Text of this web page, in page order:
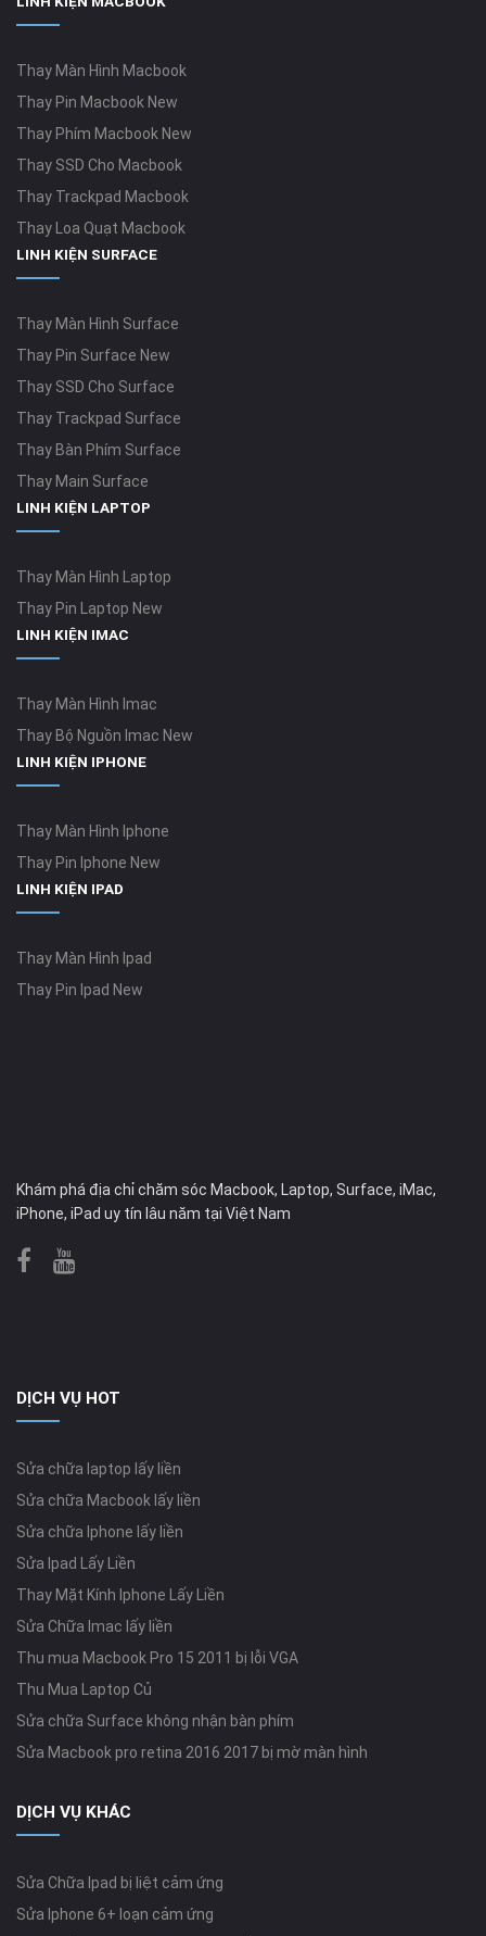
Thay Màn Hình Macbook
Thay Pin Macbook New
Thay Phím Macbook New
Thay SSD Cho Macbook
Thay Trackpad Macbook
Thay Loa Quạt Macbook
LINH KIỆN SURFACE
Thay Màn Hình Surface
Thay Pin Surface New
Thay SSD Cho Surface
Thay Trackpad Surface
Thay Bàn Phím Surface
Thay Main Surface
LINH KIỆN LAPTOP
Thay Màn Hình Laptop
Thay Pin Laptop New
LINH KIỆN IMAC
Thay Màn Hình Imac
Thay Bộ Nguồn Imac New
LINH KIỆN IPHONE
Thay Màn Hình Iphone
Thay Pin Iphone New
LINH KIỆN IPAD
Thay Màn Hình Ipad
Thay Pin Ipad New
Khám phá địa chỉ chăm sóc Macbook, Laptop, Surface, iMac,
iPhone, iPad uy tín lâu năm tại Việt Nam
DỊCH VỤ HOT
Sửa chữa laptop lấy liền
Sửa chữa Macbook lấy liền
Sửa chữa Iphone lấy liền
Sửa Ipad Lấy Liền
Thay Mặt Kính Iphone Lấy Liền
Sửa Chữa Imac lấy liền
Thu mua Macbook Pro 15 2011 bị lỗi VGA
Thu Mua Laptop Củ
Sửa chữa Surface không nhận bàn phím
Sửa Macbook pro retina 2016 2017 bị mờ màn hình
DỊCH VỤ KHÁC
Sửa Chữa Ipad bị liệt cảm ứng
Sửa Iphone 6+ loạn cảm ứng